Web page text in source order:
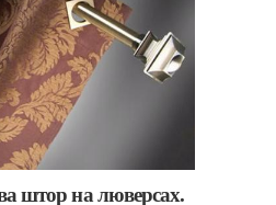
штор на люверсах.